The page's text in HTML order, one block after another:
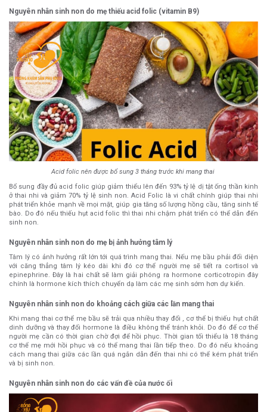
Nguyên nhân sinh non do mẹ thiếu acid folic (vitamin B9)
Acid folic nên được bổ sung 3 tháng trước khi mang thai
Bổ sung đầy đủ acid folic giúp giảm thiểu lên đến 93% tỷ lệ dị tật ống thần kinh
ở thai nhi và giảm 70% tỷ lệ sinh non. Acid Folic là vi chất chính giúp thai nhi
phát triển khỏe mạnh về mọi mặt, giúp gia tăng số lượng hồng cầu, tăng sinh tế
bào. Do đó nếu thiếu hụt acid folic thì thai nhi chậm phát triển có thể dẫn đến
sinh non.
Nguyên nhân sinh non do mẹ bị ảnh hưởng tâm lý
Tâm lý có ảnh hưởng rất lớn tới quá trình mang thai. Nếu mẹ bầu phải đối diện
với căng thẳng tâm lý kéo dài khi đó cơ thể người mẹ sẽ tiết ra cortisol và
epinephrine. Đây là hai chất sẽ làm giải phóng ra hormone corticotropin đây
chính là hormone kích thích chuyển dạ làm các mẹ sinh sớm hơn dự kiến.
Nguyên nhân sinh non do khoảng cách giữa các lần mang thai
Khi mang thai cơ thể mẹ bầu sẽ trải qua nhiều thay đổi , cơ thể bị thiếu hụt chất
dinh dưỡng và thay đổi hormone là điều không thể tránh khỏi. Do đó để cơ thể
người mẹ cần có thời gian chờ đợi để hồi phục. Thời gian tối thiểu là 18 tháng
cơ thể mẹ mới hồi phục và có thể mang thai lần tiếp theo. Do đó nếu khoảng
cách mang thai giữa các lần quá ngắn dẫn đến thai nhi có thể kém phát triển
và bị sinh non.
Nguyên nhân sinh non do các vấn đề của nước ối